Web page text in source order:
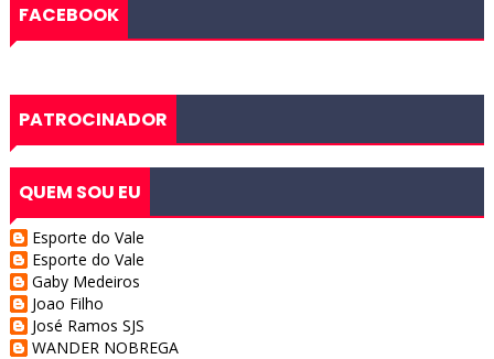
FACEBOOK
PATROCINADOR
QUEM SOU EU
Esporte do Vale
Esporte do Vale
Gaby Medeiros
Joao Filho
José Ramos SJS
WANDER NOBREGA